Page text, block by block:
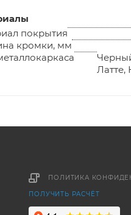
покрытия
кромки, мм
Латте,
ПОЛИТИКА
ПОЛУЧИТЬ РАСЧЁТ